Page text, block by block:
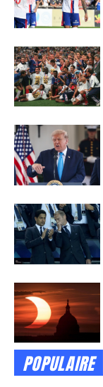
POPULAIRE